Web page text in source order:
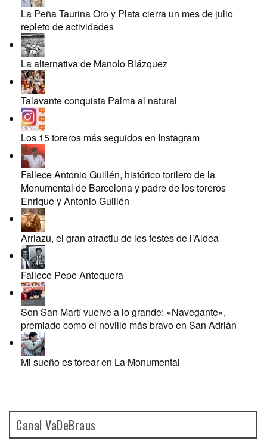
La Peña Taurina Oro y Plata cierra un mes de julio
repleto de actividades
La alternativa de Manolo Blázquez
Talavante conquista Palma al natural
Los 15 toreros más seguidos en Instagram
Fallece Antonio Guillén, histórico torilero de la
Monumental de Barcelona y padre de los toreros
Enrique y Antonio Guillén
Arriazu, el gran atractiu de les festes de l’Aldea
Fallece Pepe Antequera
Son San Martí vuelve a lo grande: «Navegante»,
premiado como el novillo más bravo en San Adrián
Mi sueño es torear en La Monumental
Canal VaDeBraus